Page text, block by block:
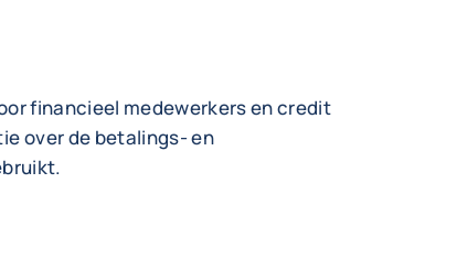
financieel medewerkers en credit
over de betalings- en